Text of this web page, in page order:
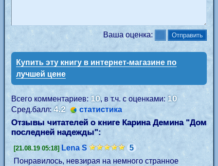
Ваша оценка:
Купить эту книгу в интернет-магазине по
лучшей цене
Всего комментариев: 10, в т.ч. с оценками: 10
Сред.балл:4.2 статистика
Отзывы читателей о книге Карина Демина "Дом
последней надежды":
[21.08.19 05:18] Lena S
5
Понравилось, невзирая на немного странное